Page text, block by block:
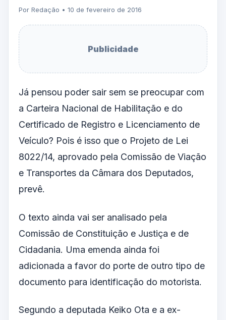
Por Redação • 10 de fevereiro de 2016
Publicidade
Já pensou poder sair sem se preocupar com
a Carteira Nacional de Habilitação e do
Certificado de Registro e Licenciamento de
Veículo? Pois é isso que o Projeto de Lei
8022/14, aprovado pela Comissão de Viação
e Transportes da Câmara dos Deputados,
prevê.
O texto ainda vai ser analisado pela
Comissão de Constituição e Justiça e de
Cidadania. Uma emenda ainda foi
adicionada a favor do porte de outro tipo de
documento para identificação do motorista.
Segundo a deputada Keiko Ota e a ex-